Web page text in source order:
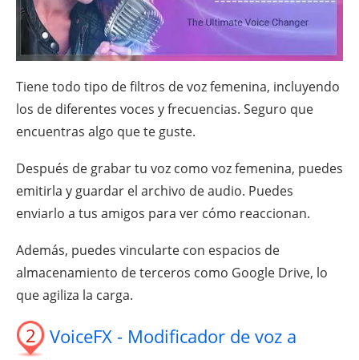
Tiene todo tipo de filtros de voz femenina, incluyendo
los de diferentes voces y frecuencias. Seguro que
encuentras algo que te guste.
Después de grabar tu voz como voz femenina, puedes
emitirla y guardar el archivo de audio. Puedes
enviarlo a tus amigos para ver cómo reaccionan.
Además, puedes vincularte con espacios de
almacenamiento de terceros como Google Drive, lo
que agiliza la carga.
2 VoiceFX - Modificador de voz a